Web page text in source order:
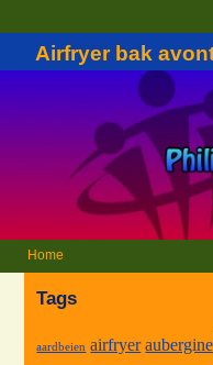
Airfryer bak
Home
Tags
aardbeien airfryer aubergine